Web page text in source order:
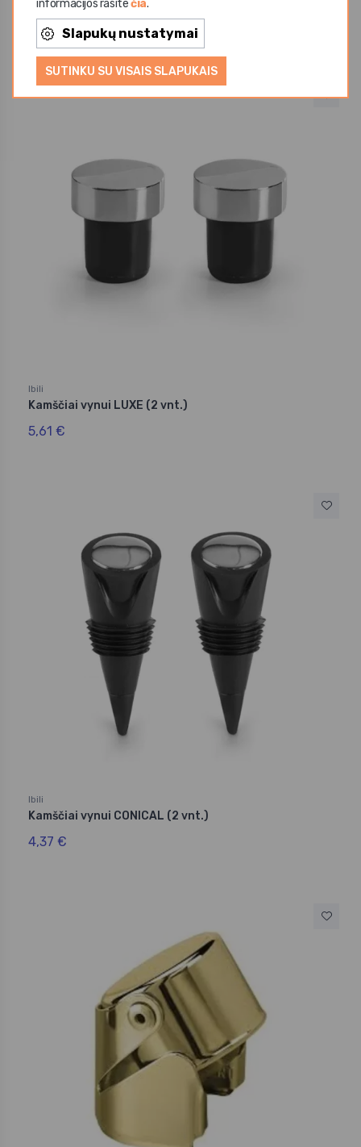
informacijos rasitečia.
Slapukų nustatymai
SUTINKU SU VISAIS SLAPUKAIS
26,62 €
Ibili
Kamščiai vynui LUXE (2 vnt.)
5,61 €
Ibili
Kamščiai vynui CONICAL (2 vnt.)
4,37 €